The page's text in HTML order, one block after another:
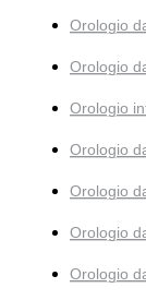
Orologio
Orologio
Orologio
Orologio
Orologio
Orologio
Orologio